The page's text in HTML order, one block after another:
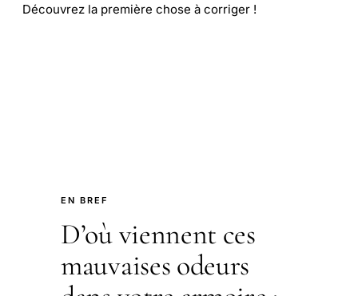
Découvrez la première chose à corriger !
EN BREF
D’où viennent ces
mauvaises odeurs